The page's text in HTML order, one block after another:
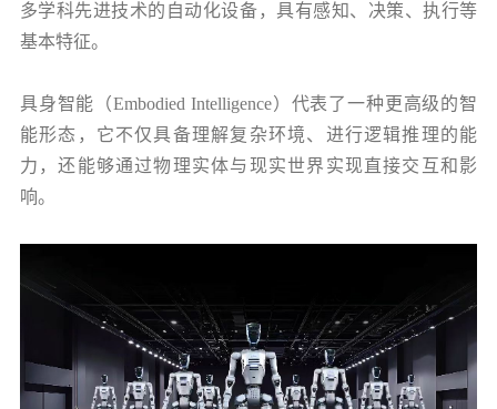
多学科先进技术的自动化设备，具有感知、决策、执行等
基本特征。
具身智能（Embodied Intelligence）代表了一种更高级的智
能形态，它不仅具备理解复杂环境、进行逻辑推理的能
力，还能够通过物理实体与现实世界实现直接交互和影
响。